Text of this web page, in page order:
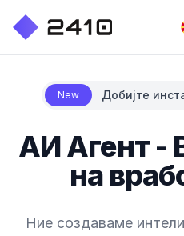
New Добијте
АИ Агент -
на
Ние создаваме